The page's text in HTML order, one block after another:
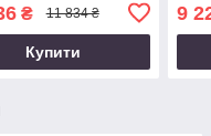
₴ 11 834 ₴
Купити
9